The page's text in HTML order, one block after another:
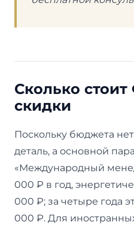
Сколько
скидки
Поскольку бюджета
деталь, а основной
«Международный
000 ₽ в год,
000 ₽; за четыре года
000 ₽. Для